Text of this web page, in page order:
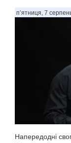
п’ятниця, 7
Напередодні